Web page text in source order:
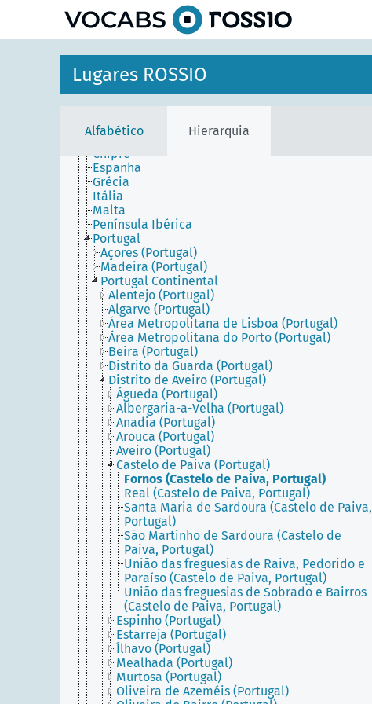
Lugares ROSSIO
Alfabético Hierarquia
África
América
Antártida
Ásia
Europa Central e Oriental
Europa Meridional
Chipre
Espanha
Grécia
Itália
Malta
Península Ibérica
Portugal
Açores (Portugal)
Madeira (Portugal)
Portugal Continental
Alentejo (Portugal)
Algarve (Portugal)
Área Metropolitana de Lisboa (Portugal)
Área Metropolitana do Porto (Portugal)
Beira (Portugal)
Distrito da Guarda (Portugal)
Distrito de Aveiro (Portugal)
Águeda (Portugal)
Albergaria-a-Velha (Portugal)
Anadia (Portugal)
Arouca (Portugal)
Aveiro (Portugal)
Castelo de Paiva (Portugal)
Fornos (Castelo de Paiva, Portugal)
Real (Castelo de Paiva, Portugal)
Santa Maria de Sardoura (Castelo de Paiva,
Portugal)
São Martinho de Sardoura (Castelo de
Paiva, Portugal)
União das freguesias de Raiva, Pedorido e
Paraíso (Castelo de Paiva, Portugal)
União das freguesias de Sobrado e Bairros
(Castelo de Paiva, Portugal)
Espinho (Portugal)
Estarreja (Portugal)
Ílhavo (Portugal)
Mealhada (Portugal)
Murtosa (Portugal)
Oliveira de Azeméis (Portugal)